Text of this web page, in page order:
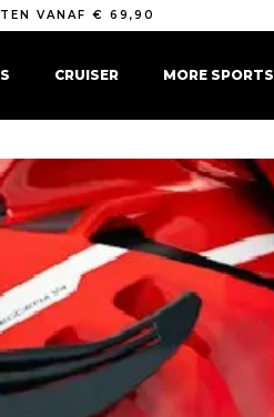
VANAF € 69,90
CRUISER MORE SPORTS